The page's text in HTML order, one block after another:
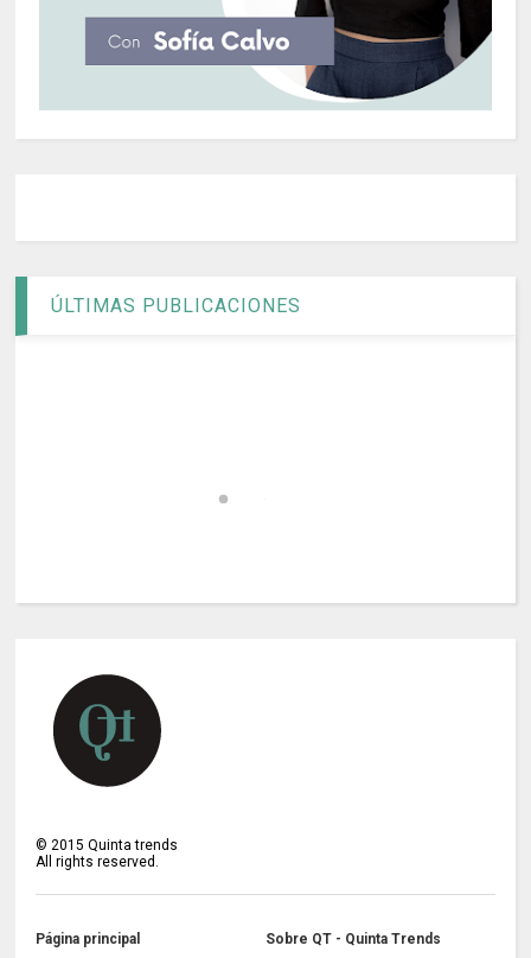
ÚLTIMAS PUBLICACIONES
© 2015 Quinta trends
All rights reserved.
Página principal Sobre QT - Quinta Trends